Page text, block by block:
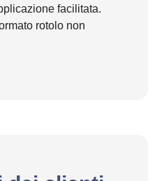
facilitata.
rotolo non